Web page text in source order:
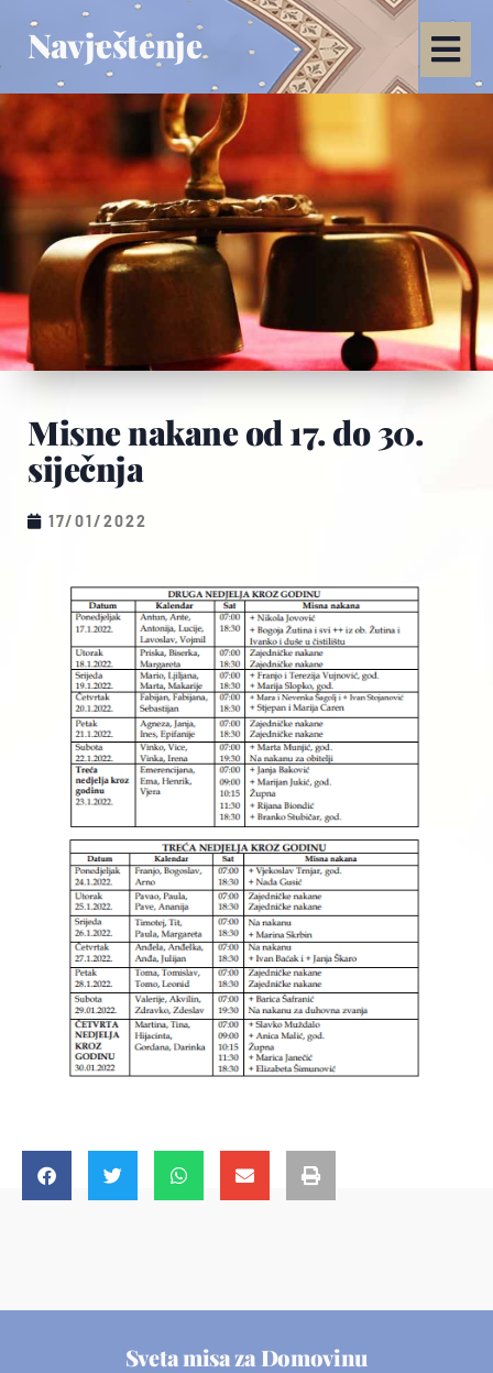
Navještenje
Misne nakane od 17. do 30.
siječnja
17/01/2022
Sveta misa za Domovinu